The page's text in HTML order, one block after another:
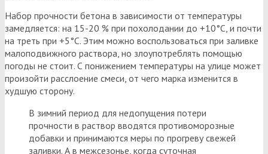
Набор прочности бетона в зависимости от температуры
замедляется: на 15-20 % при похолодании до +10°С, и почти
на треть при +5°С. Этим можно воспользоваться при заливке
малоподвижного раствора, но злоупотреблять помощью
погоды не стоит. С понижением температуры на улице может
произойти расслоение смеси, от чего марка изменится в
худшую сторону.
В зимний период для недопущения потери
прочности в раствор вводятся противоморозные
добавки и принимаются меры по прогреву свежей
заливки. А в межсезонье, когда суточная